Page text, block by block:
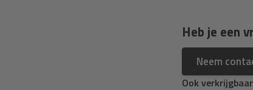
Heb je een
Neem
Ook